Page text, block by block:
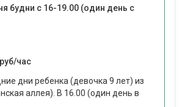
будни с 16-19.00 (один день с
час
дни ребенка (девочка 9 лет) из
аллея). В 16.00 (один день в